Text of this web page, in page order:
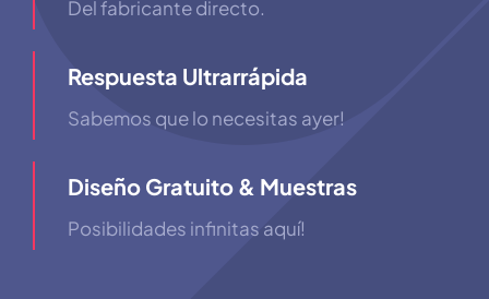
Del fabricante directo.
Respuesta Ultrarrápida
Sabemos que lo necesitas ayer!
Diseño Gratuito & Muestras
Posibilidades infinitas aquí!